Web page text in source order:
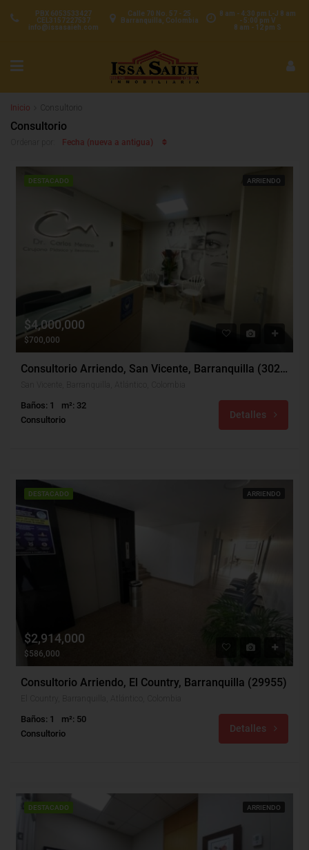
8 am - 4:30 pm L-J 8 am
- 5:00 pm V
8 am - 12 pm S
Calle 70 No. 57 - 25
Barranquilla, Colombia
PBX 6053533427
CEL3157227537
info@issasaieh.com
Inicio Consultorio
Consultorio
Fecha (nueva a antigua)
DESTACADO ARRIENDO
$4,000,000
$700,000
Consultorio Arriendo, San Vicente, Barranquilla (30249)
Baños: 1
m²: 32
Consultorio
Detalles
DESTACADO ARRIENDO
$2,914,000
$586,000
Consultorio Arriendo, El Country, Barranquilla (29955)
Baños: 1
m²: 50
Consultorio
Detalles
DESTACADO ARRIENDO